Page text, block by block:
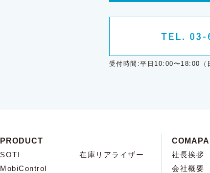
受付時間:平日10:00〜18:00（
PRODUCT
SOTI
MobiControl
在庫リアライザー
社長挨拶
会社概要